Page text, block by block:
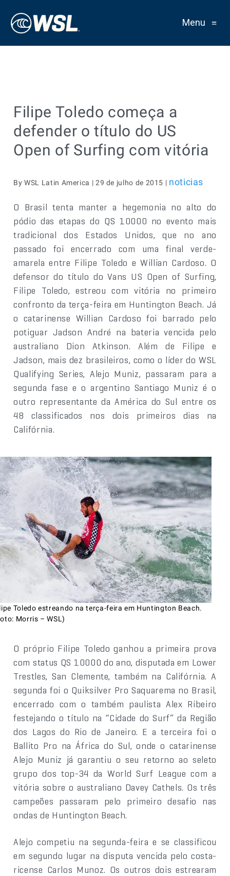
Menu ≡
Filipe Toledo começa a
defender o título do US
Open of Surfing com vitória
By WSL Latin America | 29 de julho de 2015 | noticias
O Brasil tenta manter a hegemonia no alto do
pódio das etapas do QS 10000 no evento mais
tradicional dos Estados Unidos, que no ano
passado foi encerrado com uma final verde-
amarela entre Filipe Toledo e Willian Cardoso. O
defensor do título do Vans US Open of Surfing,
Filipe Toledo, estreou com vitória no primeiro
confronto da terça-feira em Huntington Beach. Já
o catarinense Willian Cardoso foi barrado pelo
potiguar Jadson André na bateria vencida pelo
australiano Dion Atkinson. Além de Filipe e
Jadson, mais dez brasileiros, como o líder do WSL
Qualifying Series, Alejo Muniz, passaram para a
segunda fase e o argentino Santiago Muniz é o
outro representante da América do Sul entre os
48 classificados nos dois primeiros dias na
Califórnia.
Toledo estreando na terça-feira em Huntington Beach.
Morris – WSL)
O próprio Filipe Toledo ganhou a primeira prova
com status QS 10000 do ano, disputada em Lower
Trestles, San Clemente, também na Califórnia. A
segunda foi o Quiksilver Pro Saquarema no Brasil,
encerrado com o também paulista Alex Ribeiro
festejando o título na “Cidade do Surf” da Região
dos Lagos do Rio de Janeiro. E a terceira foi o
Ballito Pro na África do Sul, onde o catarinense
Alejo Muniz já garantiu o seu retorno ao seleto
grupo dos top-34 da World Surf League com a
vitória sobre o australiano Davey Cathels. Os três
campeões passaram pelo primeiro desafio nas
ondas de Huntington Beach.
Alejo competiu na segunda-feira e se classificou
em segundo lugar na disputa vencida pelo costa-
ricense Carlos Munoz. Os outros dois estrearam